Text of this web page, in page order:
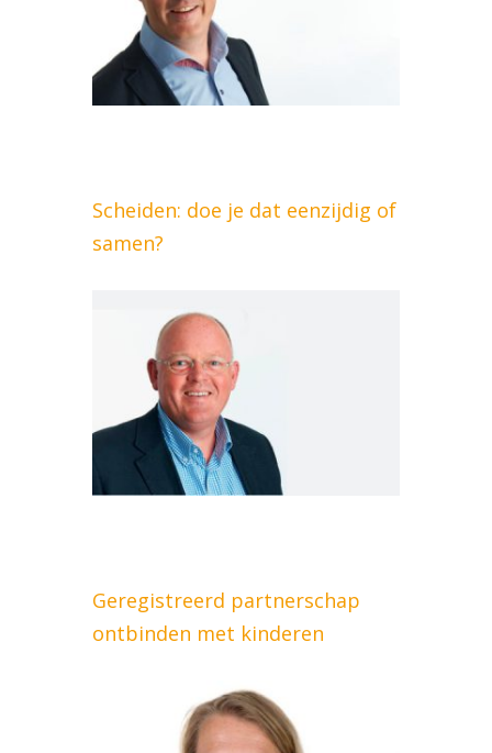
Scheiden: doe je dat eenzijdig of
samen?
Geregistreerd partnerschap
ontbinden met kinderen